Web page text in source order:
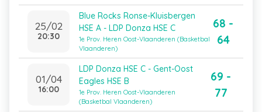
25/02
20:30
Blue Rocks Ronse-Kluisbergen
HSE A - LDP Donza HSE C
1e Prov. Heren Oost-Vlaanderen (Basketbal
Vlaanderen)
68 -
64
01/04
16:00
LDP Donza HSE C - Gent-Oost
Eagles HSE B
1e Prov. Heren Oost-Vlaanderen
(Basketbal Vlaanderen)
69 -
77